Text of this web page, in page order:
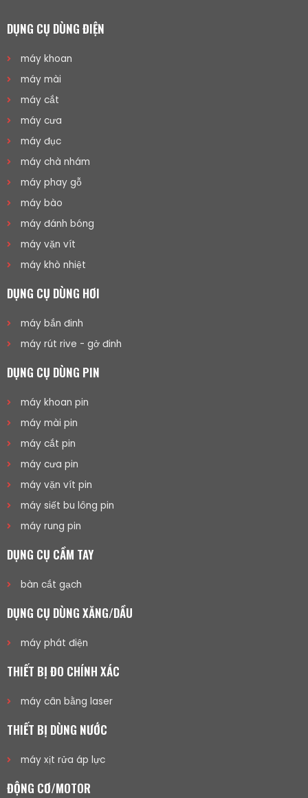
DỤNG CỤ DÙNG ĐIỆN
máy khoan
máy mài
máy cắt
máy cưa
máy đục
máy chà nhám
máy phay gỗ
máy bào
máy đánh bóng
máy vặn vít
máy khò nhiệt
DỤNG CỤ DÙNG HƠI
máy bắn đinh
máy rút rive - gở đinh
DỤNG CỤ DÙNG PIN
máy khoan pin
máy mài pin
máy cắt pin
máy cưa pin
máy vặn vít pin
máy siết bu lông pin
máy rung pin
DỤNG CỤ CẦM TAY
bàn cắt gạch
DỤNG CỤ DÙNG XĂNG/DẦU
máy phát điện
THIẾT BỊ ĐO CHÍNH XÁC
máy cân bằng laser
THIẾT BỊ DÙNG NƯỚC
máy xịt rửa áp lực
ĐỘNG CƠ/MOTOR